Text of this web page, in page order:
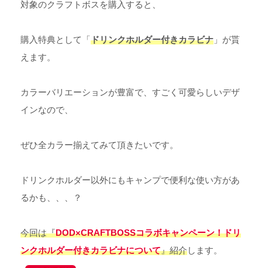
対象のクラフトボスを購入すると、
購入特典として「ドリンクホルダー付きカラビナ 」が貰
えます。
カラーバリエーションが豊富で、すごく可愛らしいデザ
インなので、
ぜひ全カラー揃えてみて頂きたいです。
ドリンクホルダー以外にもキャンプで便利な使い方があ
るかも、、、？
今回は『DOD×CRAFTBOSSコラボキャンペーン！ドリ
ンクホルダー付きカラビナについて』紹介します。